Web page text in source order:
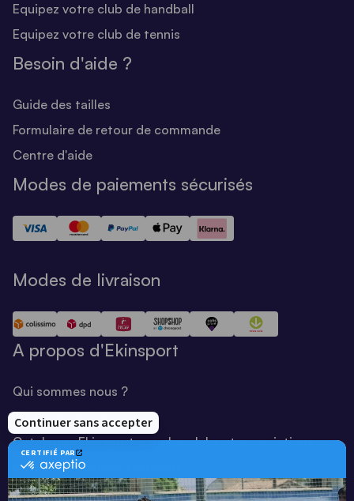
Equipez votre club de handball
Equipez votre club de tennis
Besoin d'aide ?
Guide des tailles
Formulaire de retour de commande
Centre d'aide
Modes de paiements sécurisés
Modes de livraison
A propos d'Ekinsport
Qui sommes nous ?
Notre savoir-faire
Catalogue Ekinsport pour les clubs et associations
Catalogue running Ekinsport
Blog